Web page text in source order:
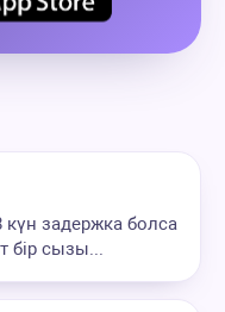
задержка болса
бір сызы...